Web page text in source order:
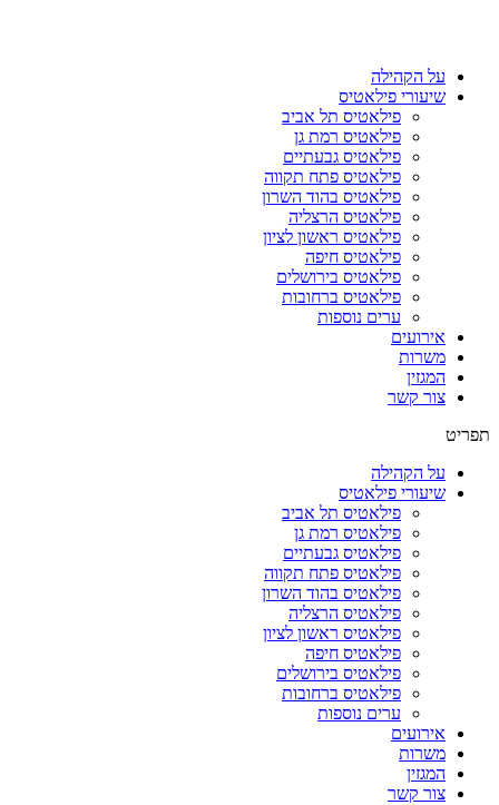
על הקהילה
שיעורי פילאטיס
פילאטיס תל אביב
פילאטיס רמת גן
פילאטיס גבעתיים
פילאטיס פתח תקווה
פילאטיס בהוד השרון
פילאטיס הרצליה
פילאטיס ראשון לציון
פילאטיס חיפה
פילאטיס בירושלים
פילאטיס ברחובות
ערים נוספות
אירועים
משרות
המגזין
צור קשר
תפריט
על הקהילה
שיעורי פילאטיס
פילאטיס תל אביב
פילאטיס רמת גן
פילאטיס גבעתיים
פילאטיס פתח תקווה
פילאטיס בהוד השרון
פילאטיס הרצליה
פילאטיס ראשון לציון
פילאטיס חיפה
פילאטיס בירושלים
פילאטיס ברחובות
ערים נוספות
אירועים
משרות
המגזין
צור קשר